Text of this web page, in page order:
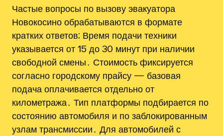
Частые вопросы по вызову эвакуатора
Новокосино обрабатываются в формате
кратких ответов; Время подачи техники
указывается от 15 до 30 минут при наличии
свободной смены․ Стоимость фиксируется
согласно городскому прайсу — базовая
подача оплачивается отдельно от
километража․ Тип платформы подбирается по
состоянию автомобиля и по заблокированным
узлам трансмиссии․ Для автомобилей с